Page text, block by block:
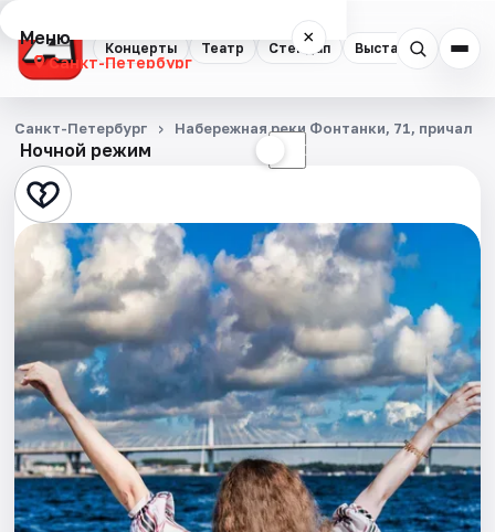
Концерты Театр Стендап Выставки
Меню ×
Санкт-Петербург
Концерты
Театр
Стендап
Выставки
Квесты
Экскурсии
Спорт
События
Ночной режим ☾
Санкт-Петербург Набережная реки Фонтанки, 71, причал